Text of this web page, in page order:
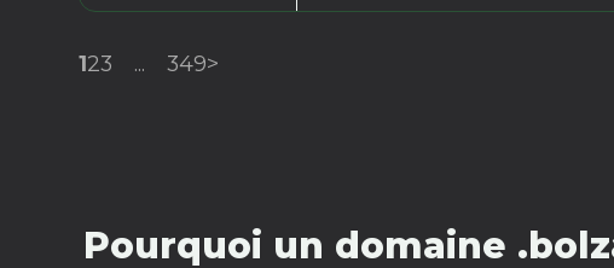
123 ... 349>
Pourquoi un domaine